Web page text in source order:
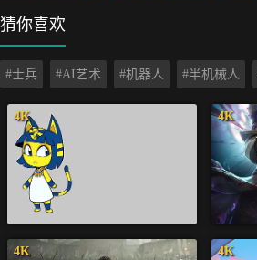
猜你喜欢
#士兵 #AI艺术 #机器人 #半机械人
4K 4K
4K 4K